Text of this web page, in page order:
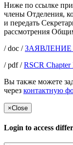
Ниже по ссылке
члены Отделения,
и передать
рассмотрения
/ doc /
/ pdf /RSCR
Вы также можете
через контактную
×Close
Login to access